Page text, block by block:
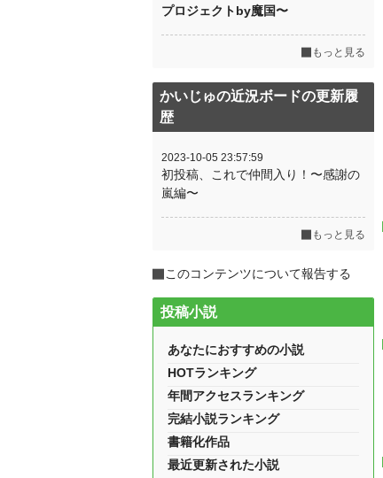
プロジェクトby魔国〜
もっと見る
かいじゅの近況ボードの更新履
歴
2023-10-05 23:57:59
初投稿、これで仲間入り！〜感謝の
嵐編〜
もっと見る
このコンテンツについて報告する
投稿小説
あなたにおすすめの小説
HOTランキング
年間アクセスランキング
完結小説ランキング
書籍化作品
最近更新された小説